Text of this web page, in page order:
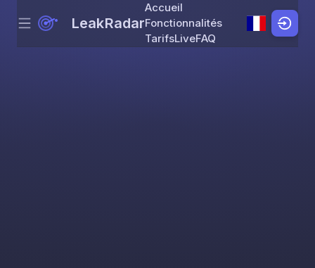
Skip to content
Menu LeakRadar
Accueil
Fonctionnalités
TarifsLiveFAQ